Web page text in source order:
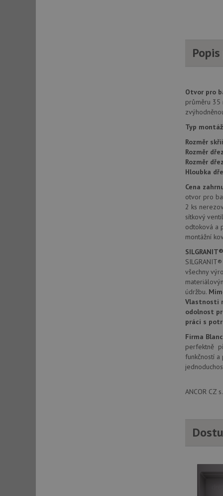
Otvor pro
průměru 35
Typ
Rozměr
Rozměr
Rozměr
Hloubka
Cena
otvor pro
2 ks
sítkový
odtoková a
montážní
všechny
údržbu.
Vlastnosti
odolnost
práci s
Firma
perfektně
funkčností
ANCOR CZ
CookieScriptConsent
Název
_ga_9T91YFLEPX
Název
__Secure-YNID
test_cookie